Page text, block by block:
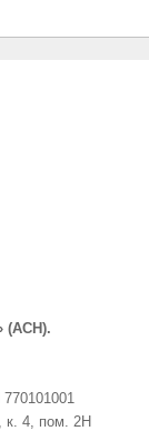
(АСН).
к. 4, пом. 2Н